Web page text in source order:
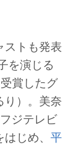
トも発表
を演じる
賞したグ
り）。美奈
ジテレビ
じめ、 平